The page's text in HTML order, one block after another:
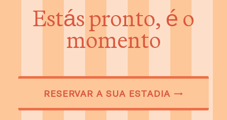
Estás pronto, é o
momento
RESERVAR A SUA ESTADIA →